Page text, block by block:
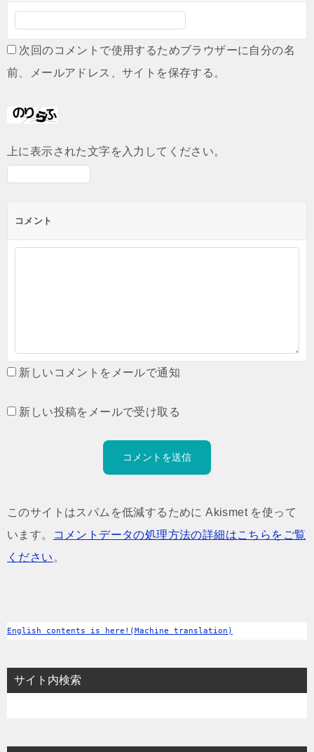
次回のコメントで使用するためブラウザーに自分の名
前、メールアドレス、サイトを保存する。
上に表示された文字を入力してください。
コメント
新しいコメントをメールで通知
新しい投稿をメールで受け取る
このサイトはスパムを低減するために Akismet を使って
います。
コメントデータの処理方法の詳細はこちらをご覧
ください 。
English contents is here!(Machine translation)
サイト内検索